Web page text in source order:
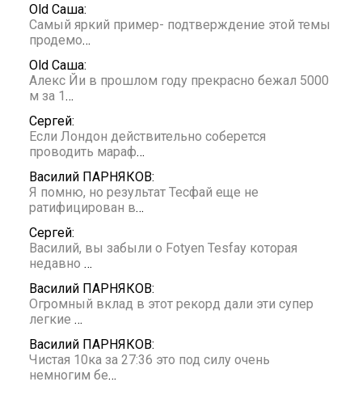
Old Саша:
Самый яркий пример- подтверждение этой темы
продемо…
Old Саша:
Алекс Йи в прошлом году прекрасно бежал 5000
м за 1 …
Сергей:
Если Лондон действительно соберется
проводить мараф…
Василий ПАРНЯКОВ:
Я помню, но результат Тесфай еще не
ратифицирован в…
Сергей:
Василий, вы забыли о Fotyen Tesfay которая
недавно …
Василий ПАРНЯКОВ:
Огромный вклад в этот рекорд дали эти супер
легкие …
Василий ПАРНЯКОВ:
Чистая 10ка за 27:36 это под силу очень
немногим бе…